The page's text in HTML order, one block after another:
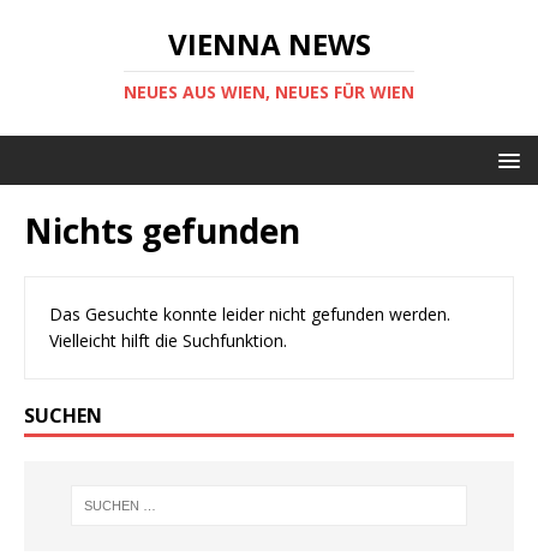
VIENNA NEWS
NEUES AUS WIEN, NEUES FÜR WIEN
Nichts gefunden
Das Gesuchte konnte leider nicht gefunden werden.
Vielleicht hilft die Suchfunktion.
SUCHEN